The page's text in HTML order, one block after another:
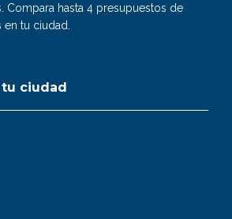
Compara hasta 4 presupuestos de
tu ciudad.
ciudad